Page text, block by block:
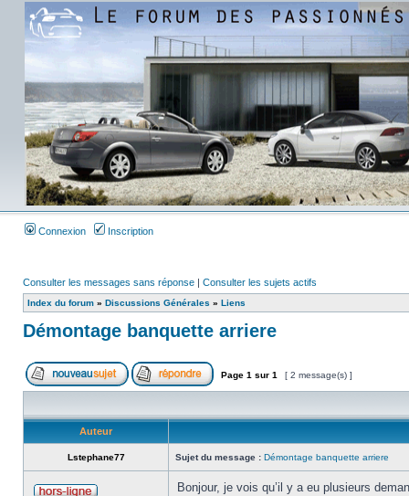
Connexion Inscription
Consulter les messages sans réponse | Consulter les sujets actifs
Index du forum » Discussions Générales » Liens
Démontage banquette arriere
Page 1 sur 1 [ 2 message(s) ]
Auteur
Lstephane77 Sujet du message : Démontage banquette arriere
Bonjour, je vois qu’il y a eu plusieurs